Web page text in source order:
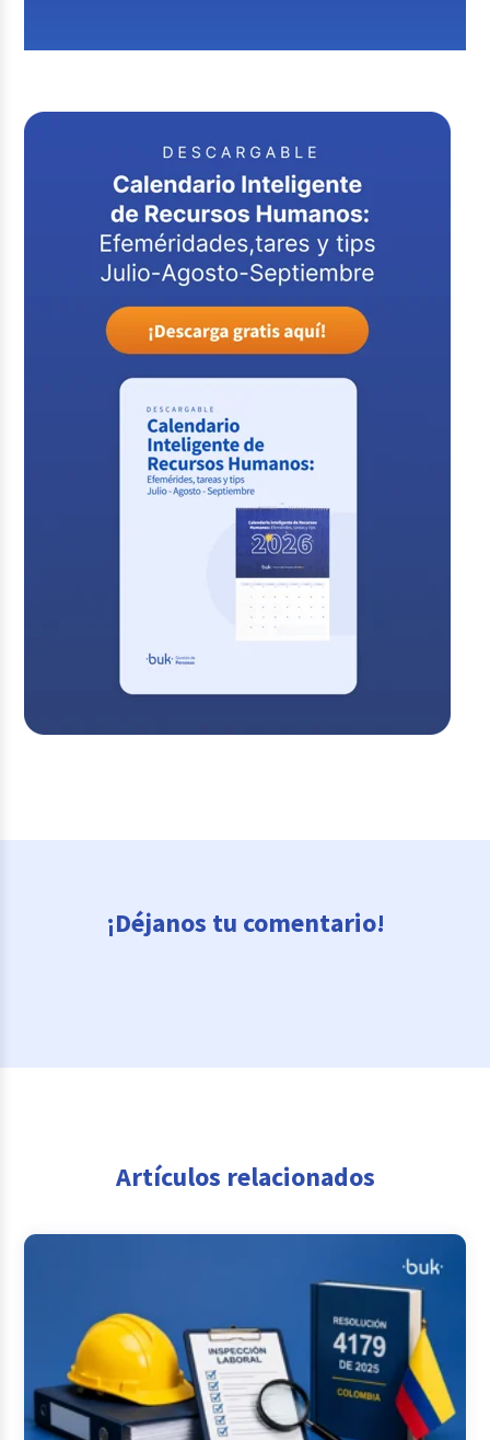
¡Déjanos tu comentario!
Artículos relacionados